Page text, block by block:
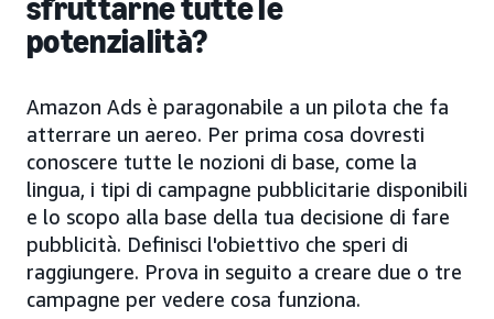
sfruttarne tutte le
potenzialità?
Amazon Ads è paragonabile a un pilota che fa
atterrare un aereo. Per prima cosa dovresti
conoscere tutte le nozioni di base, come la
lingua, i tipi di campagne pubblicitarie disponibili
e lo scopo alla base della tua decisione di fare
pubblicità. Definisci l'obiettivo che speri di
raggiungere. Prova in seguito a creare due o tre
campagne per vedere cosa funziona.